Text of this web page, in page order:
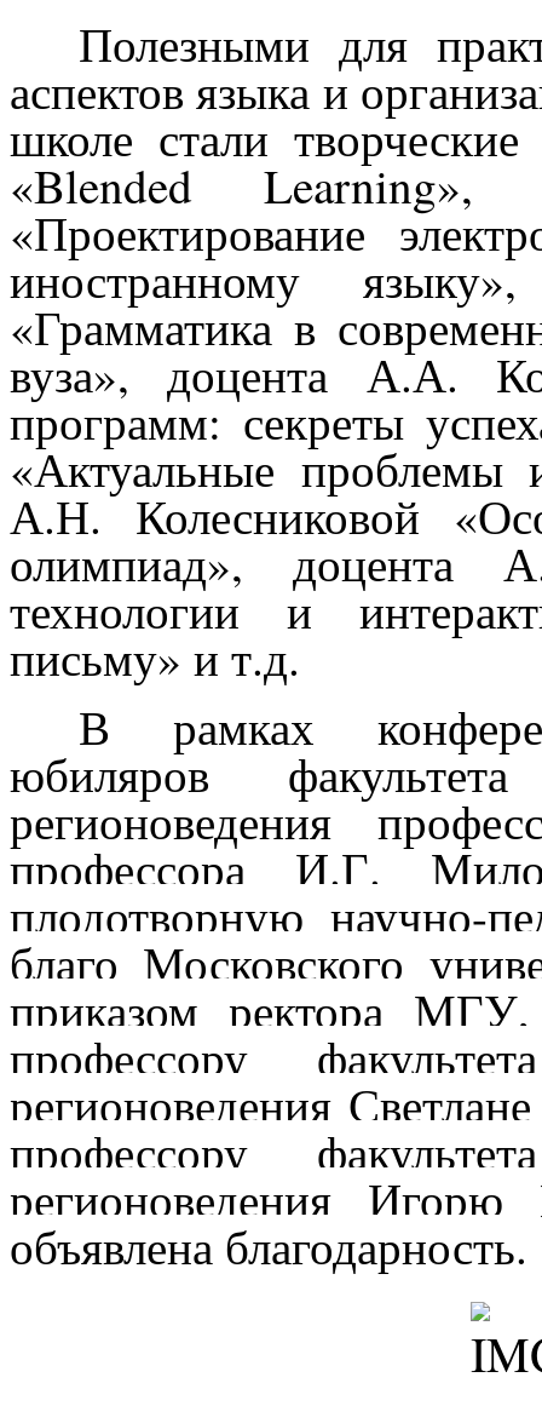
Полезными для
аспектов языка и
школе стали
«Blended Learning»,
«Проектирование
иностранному
«Грамматика в
вуза», доцента А.А.
программ: секреты
«Актуальные проблемы
А.Н. Колесниковой
олимпиад», доцента
технологии и
письму» и т.д.
В рамках
юбиляров
регионоведения
профессора И.Г.
плодотворную научно-
благо Московского
приказом ректора
профессору
регионоведения
профессору
регионоведения Игорю
объявлена благодарность.